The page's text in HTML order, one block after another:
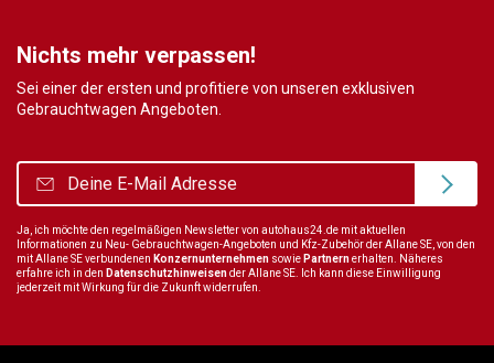
Nichts mehr verpassen!
Sei einer der ersten und profitiere von unseren exklusiven
Gebrauchtwagen Angeboten.
Ja, ich möchte den regelmäßigen Newsletter von autohaus24.de mit aktuellen
Informationen zu Neu- Gebrauchtwagen-Angeboten und Kfz-Zubehör der Allane SE, von den
mit Allane SE verbundenen Konzernunternehmen sowie Partnernerhalten. Näheres
erfahre ich in den Datenschutzhinweisender Allane SE. Ich kann diese Einwilligung
jederzeit mit Wirkung für die Zukunft widerrufen.